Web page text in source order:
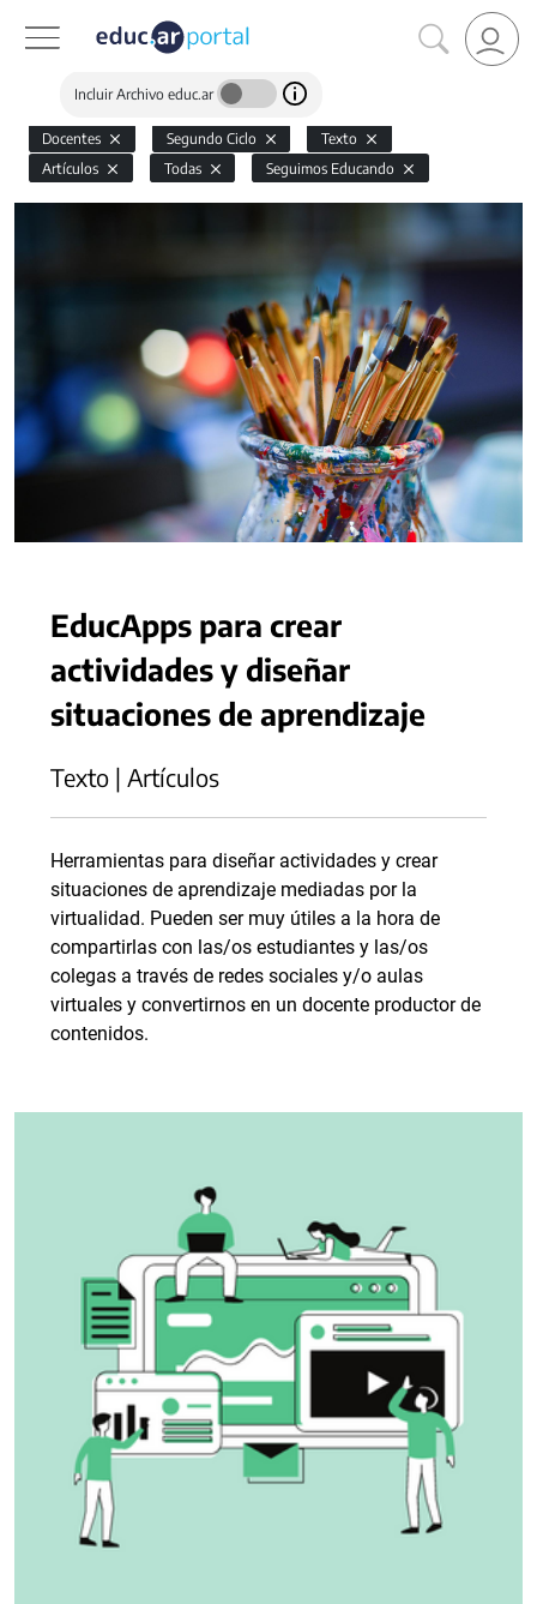
Incluir Archivo educ.ar
Docentes Segundo Ciclo
Texto
Artículos
Todas Seguimos Educando
EducApps para crear
actividades y diseñar
situaciones de aprendizaje
Texto | Artículos
Herramientas para diseñar actividades y crear
situaciones de aprendizaje mediadas por la
virtualidad. Pueden ser muy útiles a la hora de
compartirlas con las/os estudiantes y las/os
colegas a través de redes sociales y/o aulas
virtuales y convertirnos en un docente productor de
contenidos.